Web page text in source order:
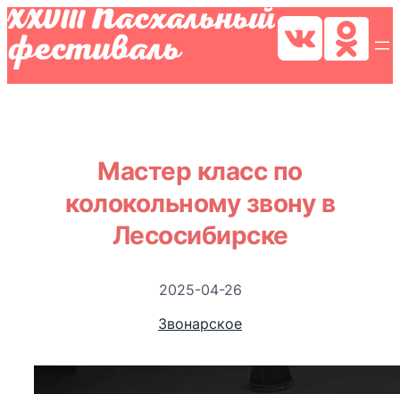
Мастер класс по
колокольному звону в
Лесосибирске
2025-04-26
Звонарское